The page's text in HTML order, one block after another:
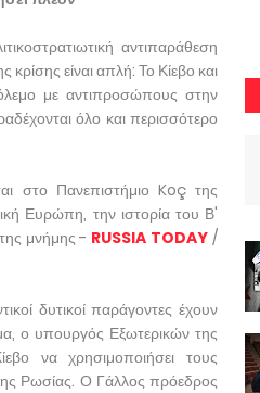
αντιπαράθεση
είναι απλή: Το Κίεβο και
με αντιπροσώπους στην
όλο και περισσότερο
στο Πανεπιστήμιο Koç της
Ευρώπη, την ιστορία του Β'
μνήμης - RUSSIA TODAY /
δυτικοί παράγοντες έχουν
ο υπουργός Εξωτερικών της
να χρησιμοποιήσει τους
Ρωσίας. Ο Γάλλος πρόεδρος